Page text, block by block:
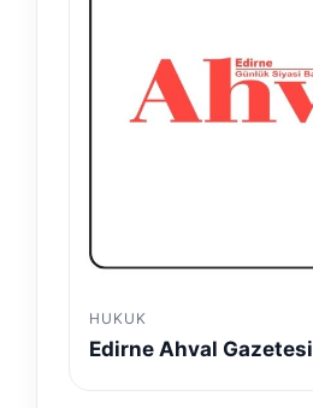
HUKUK
Edirne Ahval Gazetesi